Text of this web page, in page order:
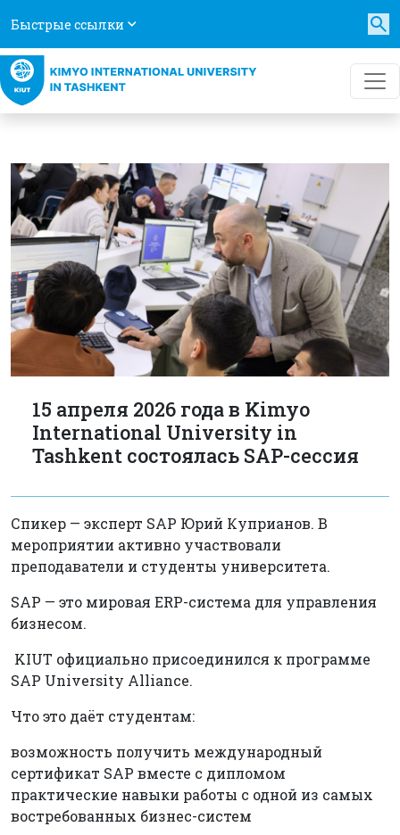
Быстрые ссылки
15 апреля 2026 года в Kimyo
International University in
Tashkent состоялась SAP-сессия
Спикер — эксперт SAP Юрий Куприанов. В
мероприятии активно участвовали
преподаватели и студенты университета.
SAP — это мировая ERP-система для управления
бизнесом.
KIUT официально присоединился к программе
SAP University Alliance.
Что это даёт студентам:
возможность получить международный
сертификат SAP вместе с дипломом
практические навыки работы с одной из самых
востребованных бизнес-систем